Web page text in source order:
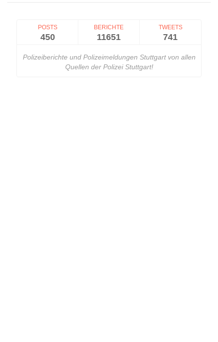
POSTS
450
BERICHTE
11651
TWEETS
741
Polizeiberichte und Polizeimeldungen Stuttgart von allen
Quellen der Polizei Stuttgart!